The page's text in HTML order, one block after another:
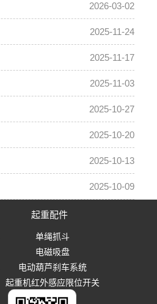
2026-03-02
2025-11-24
2025-11-17
2025-11-03
2025-10-27
2025-10-20
2025-10-13
2025-10-09
起重配件
单绳抓斗
电磁吸盘
电动葫芦刹车系统
起重机红外感应限位开关
起重吊钩